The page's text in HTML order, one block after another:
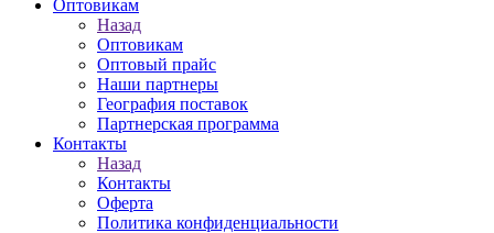
Оптовикам
Назад
Оптовикам
Оптовый прайс
Наши партнеры
География поставок
Партнерская программа
Контакты
Назад
Контакты
Оферта
Политика конфиденциальности